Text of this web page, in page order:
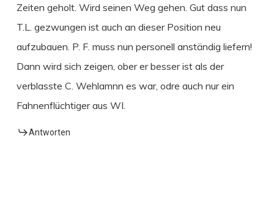
Zeiten geholt. Wird seinen Weg gehen. Gut dass nun
T.L. gezwungen ist auch an dieser Position neu
aufzubauen. P. F. muss nun personell anständig liefern!
Dann wird sich zeigen, ober er besser ist als der
verblasste C. Wehlamnn es war, odre auch nur ein
Fahnenflüchtiger aus WI.
Antworten